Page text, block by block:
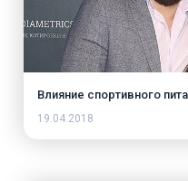
Влияние спортивного
19.04.2018